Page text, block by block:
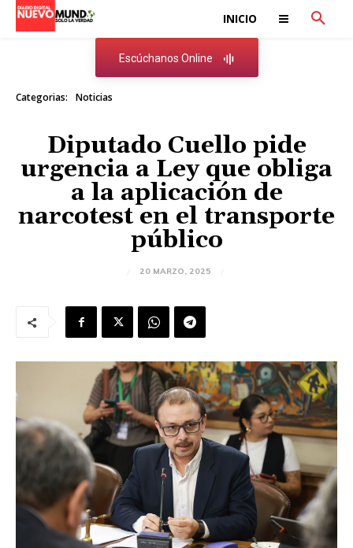
INICIO
Escúchanos Online
Categorias: Noticias
Diputado Cuello pide
urgencia a Ley que obliga
a la aplicación de
narcotest en el transporte
público
20 MARZO, 2025